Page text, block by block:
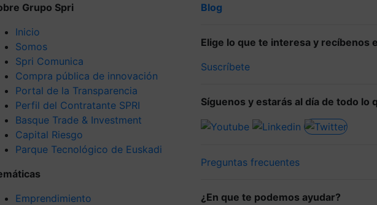
Grupo Spri
Inicio
Somos
Spri Comunica
Compra pública de innovación
Portal de la Transparencia
Perfil del Contratante SPRI
Basque Trade & Investment
Capital Riesgo
Parque Tecnológico de Euskadi
Emprendimiento
Blog
Elige lo que te interesa y recíbenos
Suscríbete
Síguenos y estarás al día de todo lo
Preguntas frecuentes
¿En que te podemos ayudar?